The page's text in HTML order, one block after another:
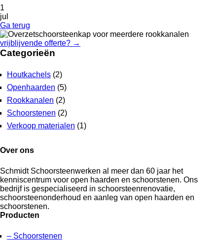
1
jul
Ga terug
vrijblijvende offerte? →
Categorieën
Houtkachels (2)
Openhaarden (5)
Rookkanalen (2)
Schoorstenen (2)
Verkoop materialen (1)
Over ons
Schmidt Schoorsteenwerken al meer dan 60 jaar het
kenniscentrum voor open haarden en schoorstenen. Ons
bedrijf is gespecialiseerd in schoorsteenrenovatie,
schoorsteenonderhoud en aanleg van open haarden en
schoorstenen.
Producten
– Schoorstenen